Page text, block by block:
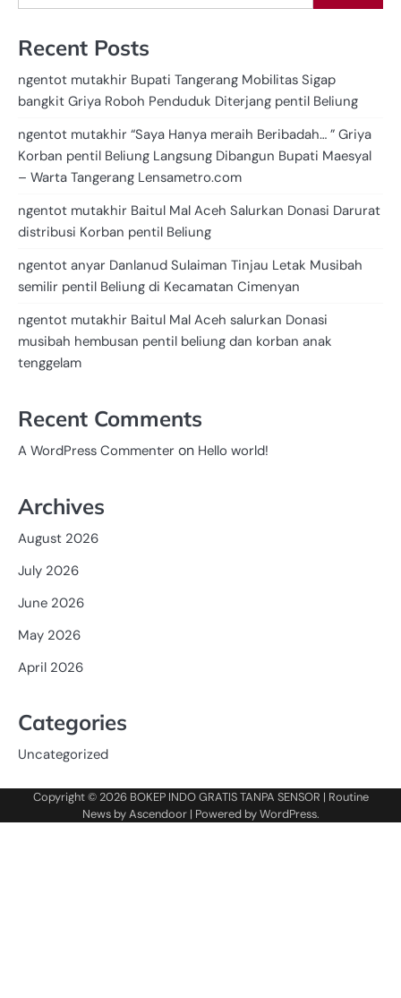
Recent Posts
ngentot mutakhir Bupati Tangerang Mobilitas Sigap
bangkit Griya Roboh Penduduk Diterjang pentil Beliung
ngentot mutakhir “Saya Hanya meraih Beribadah… ” Griya
Korban pentil Beliung Langsung Dibangun Bupati Maesyal
– Warta Tangerang Lensametro.com
ngentot mutakhir Baitul Mal Aceh Salurkan Donasi Darurat
distribusi Korban pentil Beliung
ngentot anyar Danlanud Sulaiman Tinjau Letak Musibah
semilir pentil Beliung di Kecamatan Cimenyan
ngentot mutakhir Baitul Mal Aceh salurkan Donasi
musibah hembusan pentil beliung dan korban anak
tenggelam
Recent Comments
A WordPress Commenter on Hello world!
Archives
August 2026
July 2026
June 2026
May 2026
April 2026
Categories
Uncategorized
Copyright © 2026 BOKEP INDO GRATIS TANPA SENSOR | Routine
News byAscendoor| Powered byWordPress.